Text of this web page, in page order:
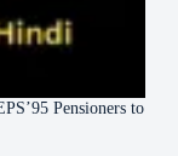
Pensioners to